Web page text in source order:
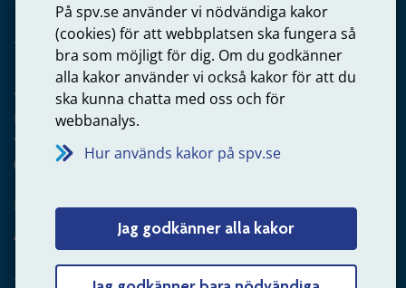
På spv.se använder vi nödvändiga kakor
(cookies) för att webbplatsen ska fungera så
bra som möjligt för dig. Om du godkänner
alla kakor använder vi också kakor för att du
ska kunna chatta med oss och för
webbanalys.
Hur används kakor på spv.se
Jag godkänner alla kakor
Arbetsgivare
Frågor om administration av tjänstepension från statlig
anställning
060-18 75 03
Kontakta oss
Arbetsgivare – skicka mejl till oss